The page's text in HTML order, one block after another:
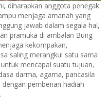
diharapkan anggota penegak
menjaga amanah yang
jawab dalam segala hal,
pramuka di ambalan Bung
kekompakan,
saling merangkul satu sama
mencapai suatu tujuan,
darma, agama, pancasila
pemberian hadiah